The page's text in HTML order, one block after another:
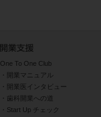
One To One Club
開業マニュアル
開業医インタビュー
歯科開業への道
Start Up チェック